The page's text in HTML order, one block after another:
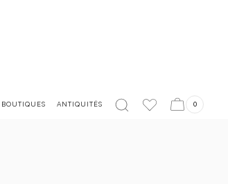
BOUTIQUES ANTIQUITÉS 0